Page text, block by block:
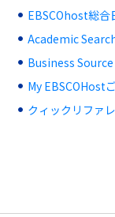
EBSCOhost総合
Academic
Business
My EBSCOHost
クィックリファ